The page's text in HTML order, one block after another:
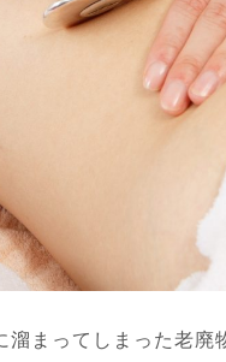
まってしまった老